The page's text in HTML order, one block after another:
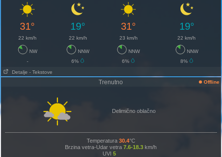
31° 19° 31° 19°
22 km/h 22 km/h 23 km/h 22 km/h
NW NNW NNW
NNW
-
6% 6%
8%
Detalje - Tekstove
Trenutno Offline
Delimično oblačno
Temperatura 30.4°C
Brzina vetra-Udar vetra 7.6-18.3 km/h
UVI5